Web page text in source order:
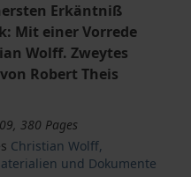
Erkäntniß
Mit einer Vorrede
Wolff. Zweytes
Robert Theis
380 Pages
Christian Wolff,
und Dokumente